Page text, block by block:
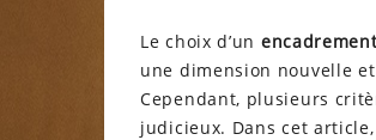
Le choix d’un
une dimension nouvelle
Cependant, plusieurs
judicieux. Dans cet